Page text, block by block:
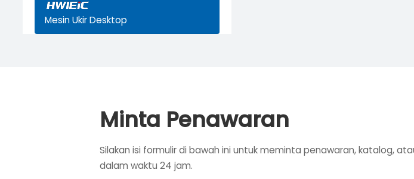
Mesin Ukir Desktop
Minta Penawaran
Silakan isi formulir di bawah ini untuk meminta penawaran, katalog,
dalam waktu 24 jam.